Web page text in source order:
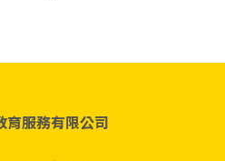
育服務有限公司